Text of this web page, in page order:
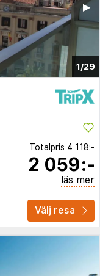
1/29
▶︎
Totalpris 4 118:-
2 059:-
läs mer
Välj resa